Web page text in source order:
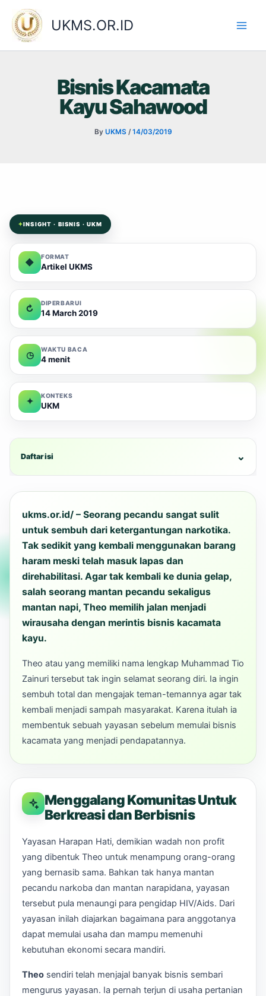
content
UKMS.OR.ID
Bisnis Kacamata
Kayu Sahawood
By UKMS /14/03/2019
✦INSIGHT · BISNIS · UKM
◆
FORMAT
Artikel UKMS
↻
DIPERBARUI
14 March 2019
◷
WAKTU BACA
4 menit
✦
KONTEKS
UKM
Daftar isi ⌄
ukms.or.id/ – Seorang pecandu sangat sulit
untuk sembuh dari ketergantungan narkotika.
Tak sedikit yang kembali menggunakan barang
haram meski telah masuk lapas dan
direhabilitasi. Agar tak kembali ke dunia gelap,
salah seorang mantan pecandu sekaligus
mantan napi, Theo memilih jalan menjadi
wirausaha dengan merintis bisnis kacamata
kayu.
Theo atau yang memiliki nama lengkap Muhammad Tio
Zainuri tersebut tak ingin selamat seorang diri. Ia ingin
sembuh total dan mengajak teman-temannya agar tak
kembali menjadi sampah masyarakat. Karena itulah ia
membentuk sebuah yayasan sebelum memulai bisnis
kacamata yang menjadi pendapatannya.
Menggalang Komunitas Untuk
Berkreasi dan Berbisnis
Yayasan Harapan Hati, demikian wadah non profit
yang dibentuk Theo untuk menampung orang-orang
yang bernasib sama. Bahkan tak hanya mantan
pecandu narkoba dan mantan narapidana, yayasan
tersebut pula menaungi para pengidap HIV/Aids. Dari
yayasan inilah diajarkan bagaimana para anggotanya
dapat memulai usaha dan mampu memenuhi
kebutuhan ekonomi secara mandiri.
Theo sendiri telah menjajal banyak bisnis sembari
mengurus yayasan. Ia pernah terjun di usaha pertanian